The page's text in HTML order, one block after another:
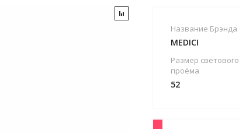
Название Брэнда
MEDICI
Размер светового
проёма
52